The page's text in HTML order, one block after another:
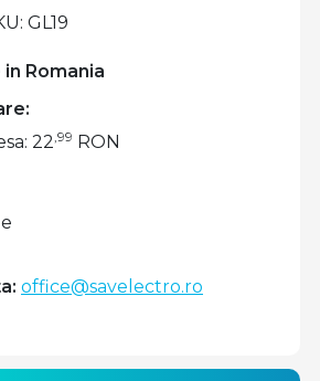
Romania
GL19
22,99 RON
office@savelectro.ro